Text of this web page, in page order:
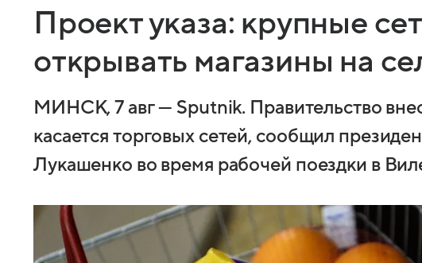
Проект указа: крупные
открывать магазины на
МИНСК, 7 авг — Sputnik. Правительство
касается торговых сетей, сообщил
Лукашенко во время рабочей поездки в